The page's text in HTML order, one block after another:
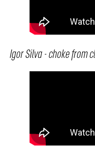
Igor Silva - choke from